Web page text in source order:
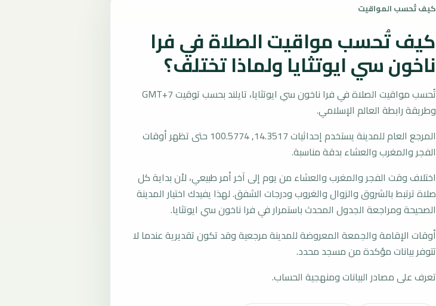
كيف تُحسب المواقيت
كيف تُحسب مواقيت الصلاة في فرا
ناخون سي ايوتثايا ولماذا تختلف؟
تُحسب مواقيت الصلاة في فرا ناخون سي ايوتثايا، تايلند بحسب توقيت GMT+7
وطريقة رابطة العالم الإسلامي.
المرجع العام للمدينة يستخدم إحداثيات 14.3517, 100.5774 حتى تظهر أوقات
الفجر والمغرب والعشاء بدقة مناسبة.
اختلاف وقت الفجر والمغرب والعشاء من يوم إلى آخر أمر طبيعي، لأن بداية كل
صلاة ترتبط بالشروق والزوال والغروب ودرجات الشفق. لهذا يفيدك اختيار المدينة
الصحيحة ومراجعة الجدول المحدث باستمرار في فرا ناخون سي ايوتثايا.
أوقات الإقامة والجمعة المعروضة للمدينة مرجعية وقد تكون تقديرية عندما لا
تتوفر بيانات مؤكدة من مسجد محدد.
تعرف على مصادر البيانات ومنهجية الحساب.